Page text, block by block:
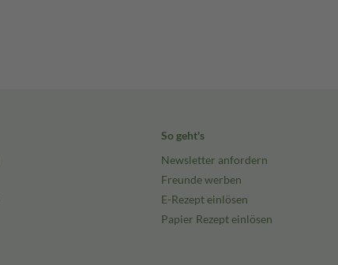
So geht's
Newsletter anfordern
Freunde werben
E-Rezept einlösen
Papier Rezept einlösen